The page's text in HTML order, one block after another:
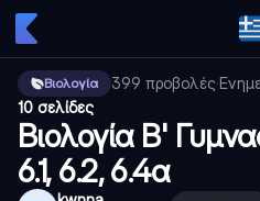
Βιολογία 399 προβολές·
10 σελίδες
Βιολογία Β'
6.1, 6.2, 6.4α